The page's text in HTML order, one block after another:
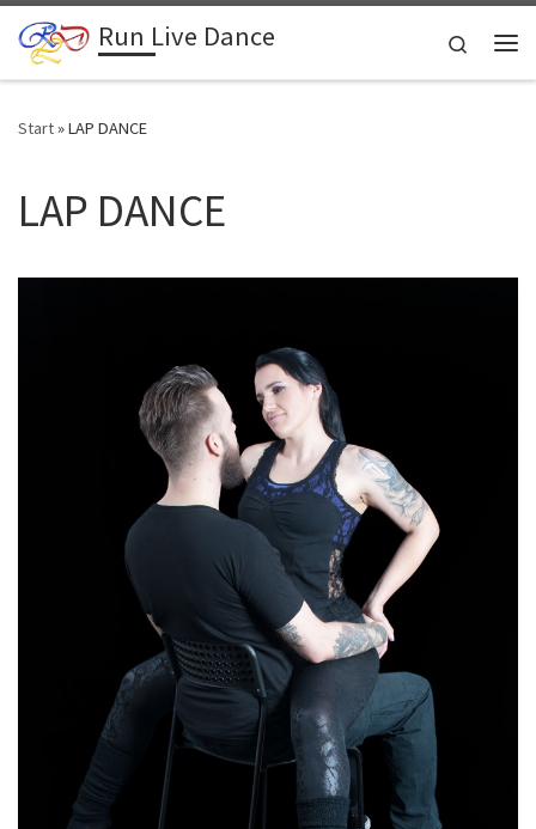
Zum Inhalt springen
Run Live Dance
Search
Start»LAP DANCE
LAP DANCE